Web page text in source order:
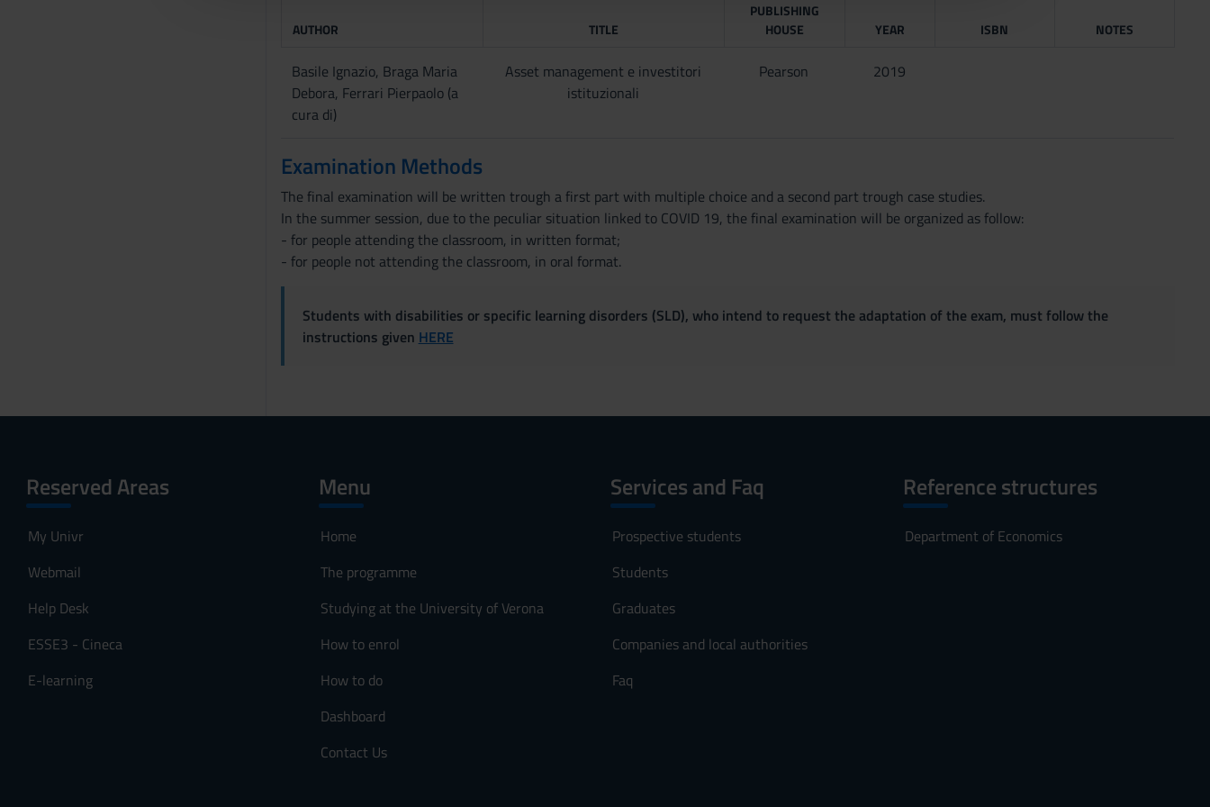
AUTHOR TITLE
PUBLISHING
HOUSE
YEAR ISBN NOTES
Basile Ignazio, Braga Maria
Debora, Ferrari Pierpaolo (a
cura di)
Asset management e investitori
istituzionali
Pearson 2019
Examination Methods
The final examination will be written trough a first part with multiple choice and a second part trough case studies.
In the summer session, due to the peculiar situation linked to COVID 19, the final examination will be organized as follow:
- for people attending the classroom, in written format;
- for people not attending the classroom, in oral format.
Students with disabilities or specific learning disorders (SLD), who intend to request the adaptation of the exam, must follow the
instructions given HERE
Reserved Areas
My Univr
Webmail
Help Desk
ESSE3 - Cineca
E-learning
Menu
Home
The programme
Studying at the University of Verona
How to enrol
How to do
Dashboard
Contact Us
Services and Faq
Prospective students
Students
Graduates
Companies and local authorities
Faq
Reference structures
Department of Economics